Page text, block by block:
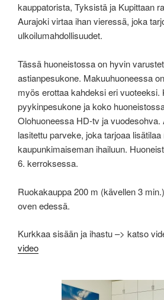
kauppatorista, Tyksistä ja Kupittaan
Aurajoki virtaa ihan vieressä, joka
ulkoilumahdollisuudet.
Tässä huoneistossa on hyvin
astianpesukone. Makuuhuoneessa
myös erottaa kahdeksi eri vuoteeksi.
pyykinpesukone ja koko
Olohuoneessa HD-tv ja vuodesohva.
lasitettu parveke, joka tarjoaa
kaupunkimaiseman ihailuun.
6. kerroksessa.
Ruokakauppa 200 m (kävellen 3
oven edessä.
Kurkkaa sisään ja ihastu –> katso
video